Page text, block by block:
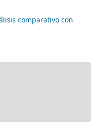
comparativo con